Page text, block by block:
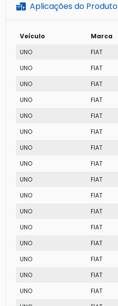
Aplicações do Produto
Veículo Marca
UNO
FIAT
UNO
FIAT
UNO
FIAT
UNO
FIAT
UNO
FIAT
UNO
FIAT
UNO
FIAT
UNO
FIAT
UNO
FIAT
UNO
FIAT
UNO
FIAT
UNO
FIAT
UNO
FIAT
UNO
FIAT
UNO
FIAT
UNO
FIAT